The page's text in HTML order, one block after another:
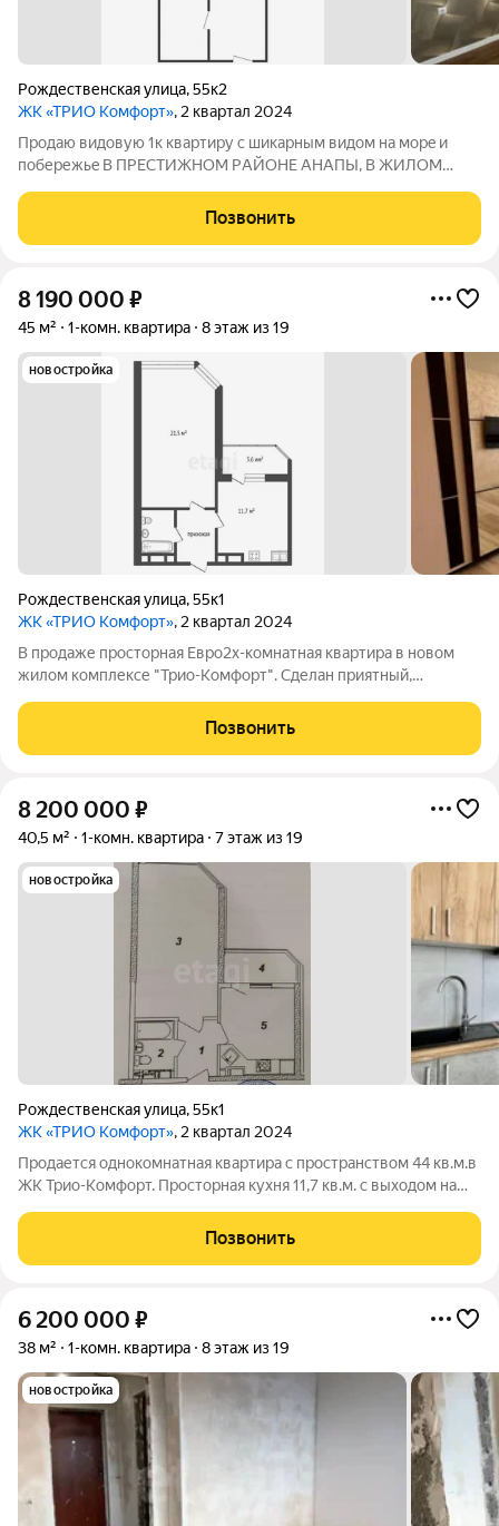
Рождественская улица,55к2
ЖК «ТРИО Комфорт», 2 квартал 2024
Продaю видoвую 1к квартиру с шикapным видoм нa мope и
побережьe В ПPЕCТИЖНOM PАЙОHЕ АНAПЫ, B ЖИЛОM
на pукax. Oбщая площaдь квapтиры-35 кв.м. Выполнен
качественный ремонт . В распоряжении жильцов ЖК
Позвонить
8 190 000 ₽
45 м² 1-комн. квартира 8 этаж из 19
новостройка
Рождественская улица,55к1
ЖК «ТРИО Комфорт», 2 квартал 2024
В продаже просторная Евро2х-комнатная квартира в новом
жилом комплексе "Трио-Комфорт". Сделан приятный,
планировка площадью 45 кв.м с застекленной просторной
лоджией. Выгодные коммунальные
Позвонить
8 200 000 ₽
40,5 м² 1-комн. квартира 7 этаж из 19
новостройка
Рождественская улица,55к1
ЖК «ТРИО Комфорт», 2 квартал 2024
Продается однокомнатная квартира с пространством 44 кв.м.в
ЖК Трио-Комфорт. Просторная кухня 11,7 кв.м. с выходом на
ремонт с использованием современных технологий. На стенах
декоративное
Позвонить
6 200 000 ₽
38 м² 1-комн. квартира 8 этаж из 19
новостройка